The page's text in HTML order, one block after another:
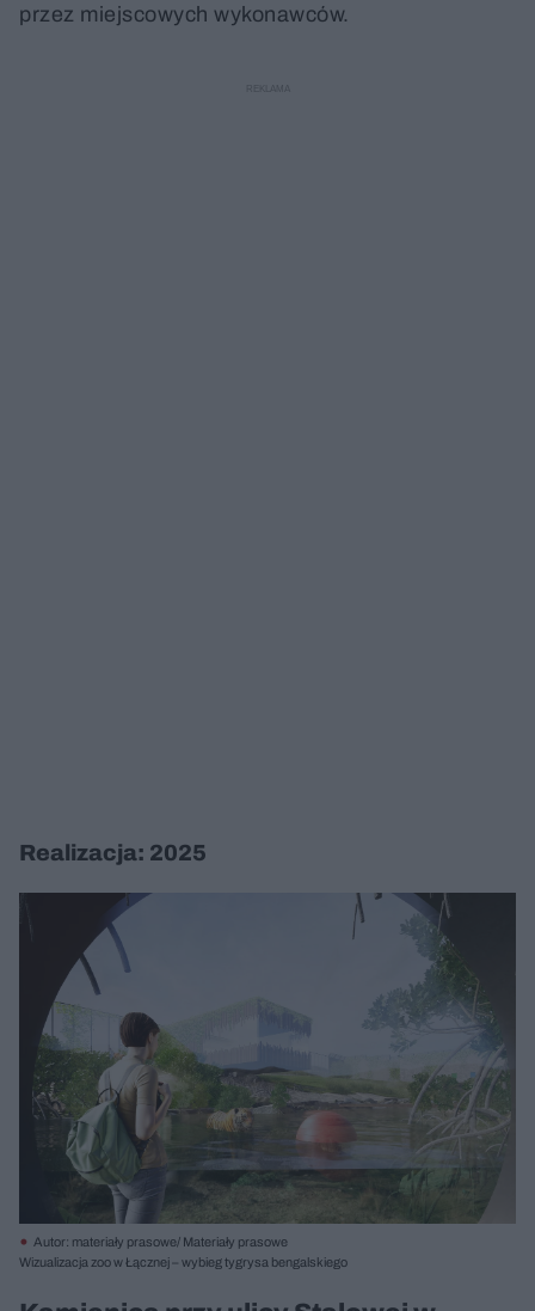
przez miejscowych wykonawców.
Realizacja: 2025
Autor: materiały prasowe/ Materiały prasowe
Wizualizacja zoo w Łącznej – wybieg tygrysa bengalskiego